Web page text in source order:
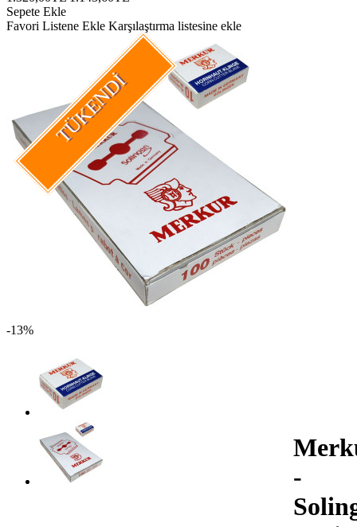
Sepete Ekle
Favori Listene Ekle Karşılaştırma listesine ekle
TÜKENDI
-13%
-